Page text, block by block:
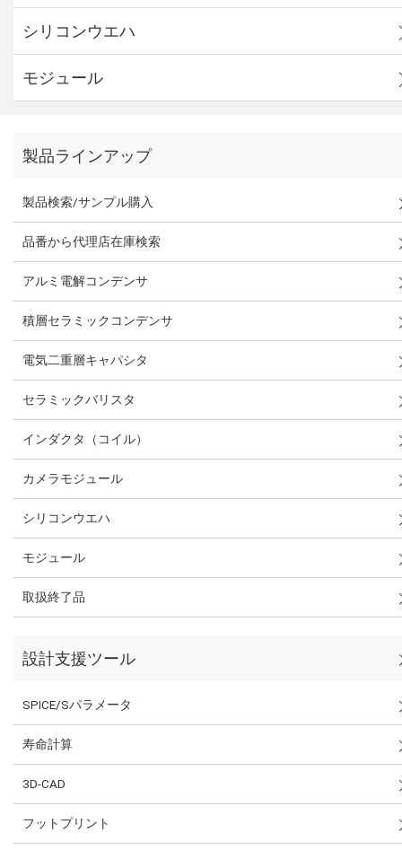
シリコンウエハ
モジュール
製品ラインアップ
製品検索/サンプル購入
品番から代理店在庫検索
アルミ電解コンデンサ
積層セラミックコンデンサ
電気二重層キャパシタ
セラミックバリスタ
インダクタ（コイル）
カメラモジュール
シリコンウエハ
モジュール
取扱終了品
設計支援ツール
SPICE/Sパラメータ
寿命計算
3D-CAD
フットプリント